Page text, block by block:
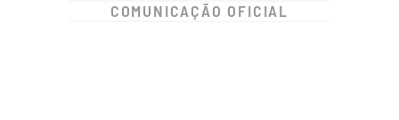
COMUNICAÇÃO OFICIAL